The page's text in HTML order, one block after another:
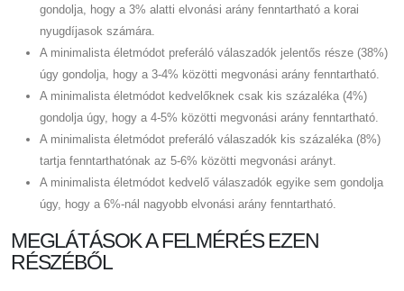
gondolja, hogy a 3% alatti elvonási arány fenntartható a korai
nyugdíjasok számára.
A minimalista életmódot preferáló válaszadók jelentős része (38%)
úgy gondolja, hogy a 3-4% közötti megvonási arány fenntartható.
A minimalista életmódot kedvelőknek csak kis százaléka (4%)
gondolja úgy, hogy a 4-5% közötti megvonási arány fenntartható.
A minimalista életmódot preferáló válaszadók kis százaléka (8%)
tartja fenntarthatónak az 5-6% közötti megvonási arányt.
A minimalista életmódot kedvelő válaszadók egyike sem gondolja
úgy, hogy a 6%-nál nagyobb elvonási arány fenntartható.
MEGLÁTÁSOK A FELMÉRÉS EZEN
RÉSZÉBŐL